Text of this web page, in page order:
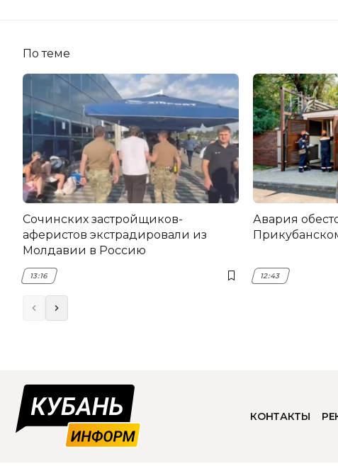
По теме
Сочинских застройщиков-
аферистов экстрадировали из
Молдавии в Россию
13:16
Авария
12:43
КОНТАКТЫ